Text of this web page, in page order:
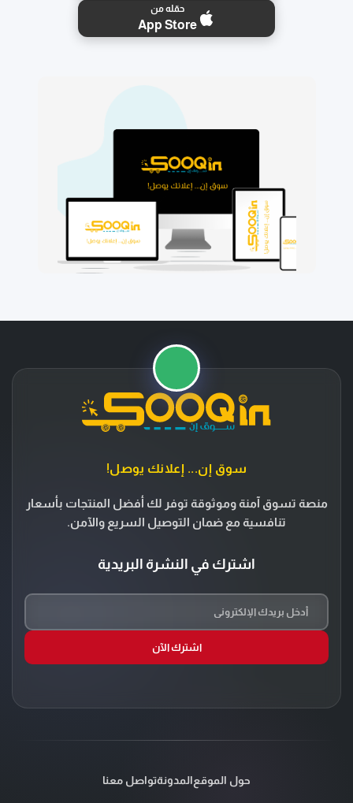
حمّله من
App Store
📱
⭐
🚚
سوق إن... إعلانك يوصل!
منصة تسوق آمنة وموثوقة توفر لك أفضل المنتجات بأسعار
تنافسية مع ضمان التوصيل السريع والآمن.
اشترك في النشرة البريدية
اشترك الآن
حول الموقعالمدونةتواصل معنا